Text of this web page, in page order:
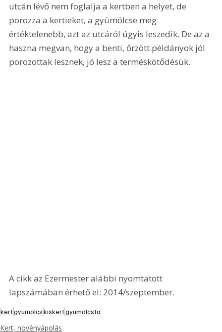
utcán lévő nem foglalja a kertben a helyet, de
porozza a kertieket, a gyümölcse meg
értéktelenebb, azt az utcáról úgyis leszedik. De az a
haszna megvan, hogy a benti, őrzött példányok jól
porozottak lesznek, jó lesz a terméskötődésük.
A cikk az Ezermester alábbi nyomtatott
lapszámában érhető el: 2014/szeptember.
kertgyümölcskiskertgyümölcsfa
Kert, növényápolás